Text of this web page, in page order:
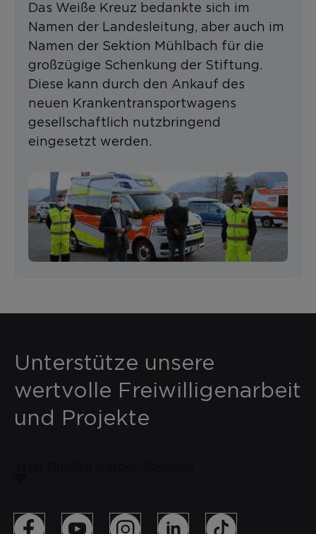
Das Weiße Kreuz bedankte sich im
Namen der Landesleitung, aber auch im
Namen der Sektion Mühlbach für die
großzügige Schenkung der Stiftung.
Diese kann durch den Ankauf des
neuen Krankentransportwagens
gesellschaftlich nutzbringend
eingesetzt werden.
Unterstütze unsere
wertvolle Freiwilligenarbeit
und Projekte